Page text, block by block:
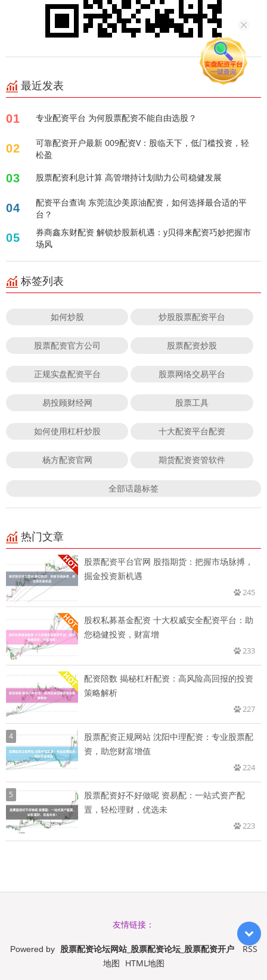
最近发表
01 专业配资平台 为何股票配资不能自由选股？
02
可靠配资开户最新 009配资V：股临天下，低门槛投资，轻
松盈
03 股票配资利息计算 高管增持计划助力公司稳健发展
04
配资平台查询 东莞流沙美原油配资，如何选择最合适的平
台？
05
券商鑫东财配资 解锁炒股新机遇：y贝得来配资巧妙把握市
场风
标签列表
如何炒股 炒股股票配资平台
股票配资官方公司 股票配资炒股
正规实盘配资平台 股票网络交易平台
易投顾财经网 股票工具
如何使用杠杆炒股 十大配资平台配资
杨方配资官网 期货配资资管软件
全部话题标签
热门文章
股票配资平台官网 股指期货：把握市场脉搏，
掘金投资新机遇
245
股权私募基金配资 十大权威安全配资平台：助
您稳健投资，财富增
233
配资陪数 揭秘杠杆配资：高风险高回报的投资
策略解析
227
4
股票配资正规网站 沈阳中理配资：专业股票配
资，助您财富增值
224
5
股票配资好不好做呢 资易配：一站式资产配
置，轻松理财，优选未
223
友情链接：
Powered by 股票配资论坛网站_股票配资论坛_股票配资开户
RSS
地图 HTML地图